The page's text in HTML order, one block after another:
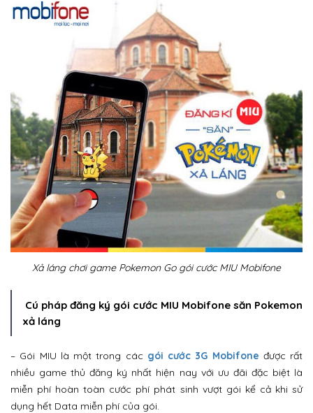
Xả láng chơi game Pokemon Go gói cước MIU Mobifone
Cú pháp đăng ký gói cước MIU Mobifone săn Pokemon
xả láng
– Gói MIU là một trong các gói cước 3G Mobifone được rất
nhiều game thủ đăng ký nhất hiện nay với ưu đãi đặc biệt là
miễn phí hoàn toàn cước phí phát sinh vượt gói kể cả khi sử
dụng hết Data miễn phí của gói.